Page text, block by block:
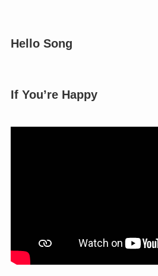
Hello Song
If You’re Happy